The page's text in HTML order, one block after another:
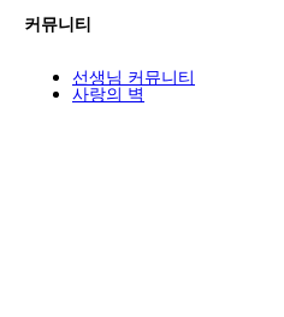
커뮤니티
선생님 커뮤니티
사랑의 벽